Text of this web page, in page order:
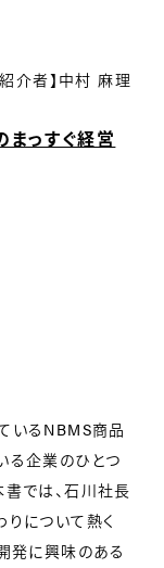
紹介者】中村 麻理
まっすぐ経営
いるNBMS商品
る企業のひとつ
では、石川社長
について熱く
発に興味のある